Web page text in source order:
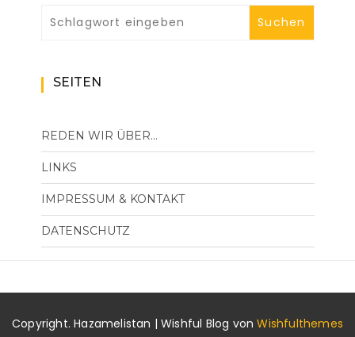
SEITEN
REDEN WIR ÜBER…
LINKS
IMPRESSUM & KONTAKT
DATENSCHUTZ
Copyright. Hazamelistan | Wishful Blog vonWishfulthemes